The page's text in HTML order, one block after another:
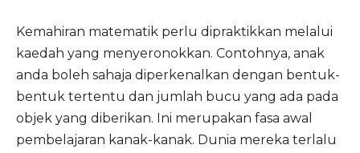
Kemahiran matematik perlu dipraktikkan melalui
kaedah yang menyeronokkan. Contohnya, anak
anda boleh sahaja diperkenalkan dengan bentuk-
bentuk tertentu dan jumlah bucu yang ada pada
objek yang diberikan. Ini merupakan fasa awal
pembelajaran kanak-kanak. Dunia mereka terlalu